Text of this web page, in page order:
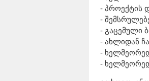
- პროექტის
-
- გაცემული
- ახლიდან
-
- ხელმეორედ